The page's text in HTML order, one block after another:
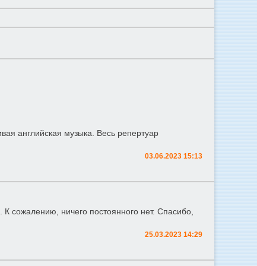
английская музыка. Весь репертуар
03.06.2023 15:13
сожалению, ничего постоянного нет. Спасибо,
25.03.2023 14:29